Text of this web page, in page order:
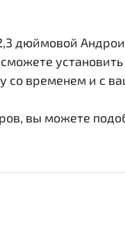
дюймовой
со временем и с
вы можете